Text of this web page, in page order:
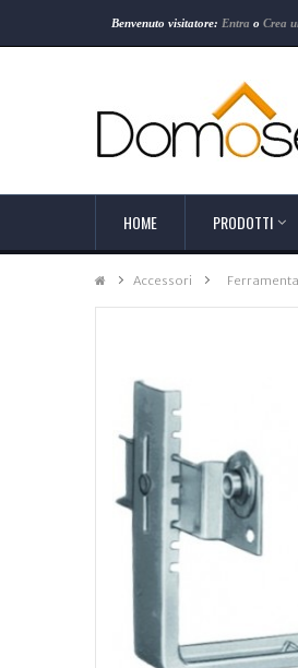
Benvenuto visitatore: Entra o Crea
HOME PRODOTTI
Accessori > Ferramenta